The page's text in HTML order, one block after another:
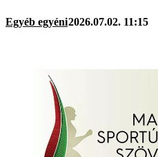
Egyéb egyéni2026.07.02. 11:15